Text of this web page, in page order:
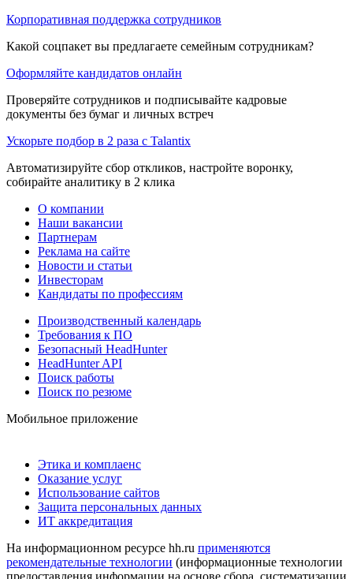
Корпоративная поддержка сотрудников
Какой соцпакет вы предлагаете семейным сотрудникам?
Оформляйте кандидатов онлайн
Проверяйте сотрудников и подписывайте кадровые
документы без бумаг и личных встреч
Ускорьте подбор в 2 раза с Talantix
Автоматизируйте сбор откликов, настройте воронку,
собирайте аналитику в 2 клика
О компании
Наши вакансии
Партнерам
Реклама на сайте
Новости и статьи
Инвесторам
Кандидаты по профессиям
Производственный календарь
Требования к ПО
Безопасный HeadHunter
HeadHunter API
Поиск работы
Поиск по резюме
Мобильное приложение
Этика и комплаенс
Оказание услуг
Использование сайтов
Защита персональных данных
ИТ аккредитация
На информационном ресурсе hh.ru применяются
рекомендательные технологии (информационные технологии
предоставления информации на основе сбора, систематизации